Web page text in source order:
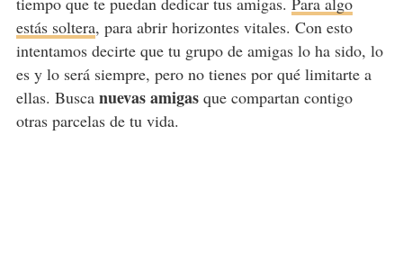
estás soltera, para abrir horizontes vitales. Con esto
intentamos decirte que tu grupo de amigas lo ha sido, lo
es y lo será siempre, pero no tienes por qué limitarte a
ellas. Busca nuevas amigasque compartan contigo
otras parcelas de tu vida.